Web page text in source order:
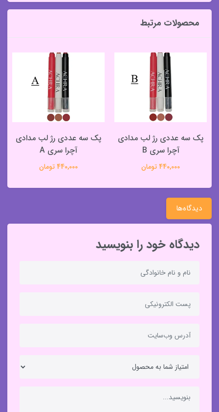
محصولات مرتبط
پک سه عددی رژ لب مدادی
آچرا سری B
440,000 تومان
پک سه عددی رژ لب مدادی
آچرا سری A
440,000 تومان
دیدگاه‌ها
دیدگاه خود را بنویسید